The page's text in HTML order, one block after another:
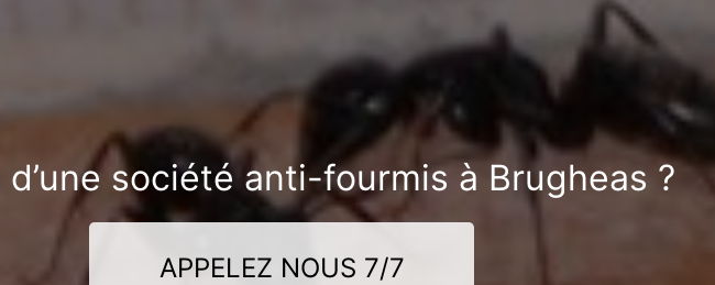
d’une société anti-fourmis à Brugheas ?
APPELEZ NOUS 7/7